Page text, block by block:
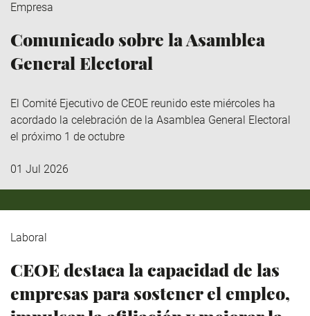
Empresa
Comunicado sobre la Asamblea
General Electoral
El Comité Ejecutivo de CEOE reunido este miércoles ha
acordado la celebración de la Asamblea General Electoral
el próximo 1 de octubre
01 Jul 2026
Laboral
CEOE destaca la capacidad de las
empresas para sostener el empleo,